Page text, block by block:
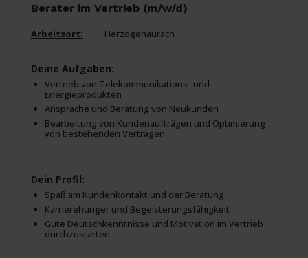
Berater im Vertrieb (m/w/d)
Arbeitsort: Herzogenaurach
Deine Aufgaben:
Vertrieb von Telekommunikations- und
Energieprodukten
Ansprache und Beratung von Neukunden
Bearbeitung von Kundenaufträgen und Optimierung
von bestehenden Verträgen
Dein Profil:
Spaß am Kundenkontakt und der Beratung
Karrierehunger und Begeisterungsfähigkeit
Gute Deutschkenntnisse und Motivation im Vertrieb
durchzustarten